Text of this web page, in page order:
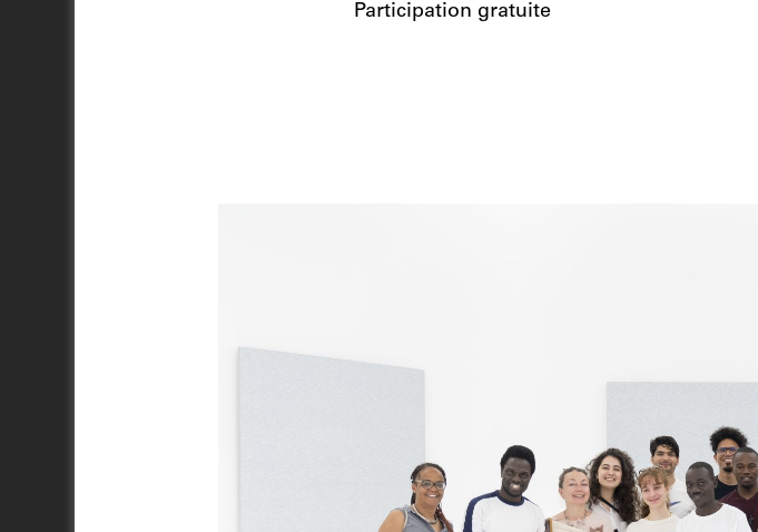
Participation gratuite